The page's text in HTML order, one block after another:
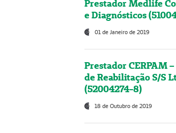
Prestador Medlife
e Diagnósticos
01 de Janeiro de 2019
Prestador CERPAM
de Reabilitação S/S
(52004274-8)
18 de Outubro de 2019